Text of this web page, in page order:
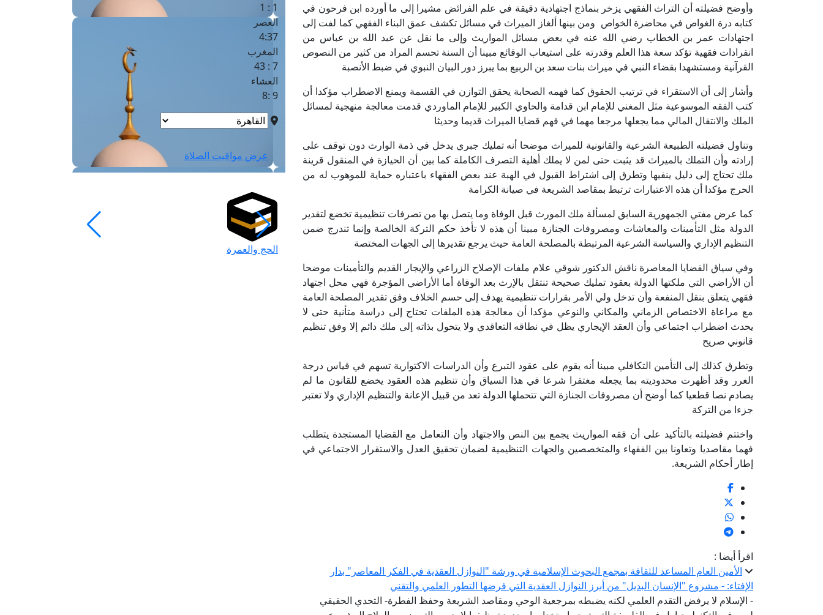
وأوضح فضيلته أن التراث الفقهي يزخر بنماذج اجتهادية دقيقة في علم الفرائض مشيرا إلى ما أورده ابن فرحون في
كتابه درة الغواص في محاضرة الخواص ومن بينها ألغاز الميراث في مسائل تكشف عمق البناء الفقهي كما لفت إلى
اجتهادات عمر بن الخطاب رضي الله عنه في بعض مسائل المواريث وإلى ما نقل عن عبد الله بن عباس من
انفرادات فقهية تؤكد سعة هذا العلم وقدرته على استيعاب الوقائع مبينا أن السنة تحسم المراد من كثير من النصوص
القرآنية ومستشهدا بقضاء النبي في ميراث بنات سعد بن الربيع بما يبرز دور البيان النبوي في ضبط الأنصبة
وأشار إلى أن الاستقراء في ترتيب الحقوق كما فهمه الصحابة يحقق التوازن في القسمة ويمنع الاضطراب مؤكدا أن
كتب الفقه الموسوعية مثل المغني للإمام ابن قدامة والحاوي الكبير للإمام الماوردي قدمت معالجة منهجية لمسائل
الملك والانتقال المالي مما يجعلها مرجعا مهما في فهم قضايا الميراث قديما وحديثا
وتناول فضيلته الطبيعة الشرعية والقانونية للميراث موضحا أنه تمليك جبري يدخل في ذمة الوارث دون توقف على
إرادته وأن التملك بالميراث قد يثبت حتى لمن لا يملك أهلية التصرف الكاملة كما بين أن الحيازة في المنقول قرينة
ملك تحتاج إلى دليل ينفيها وتطرق إلى اشتراط القبول في الهبة عند بعض الفقهاء باعتباره حماية للموهوب له من
الحرج مؤكدا أن هذه الاعتبارات ترتبط بمقاصد الشريعة في صيانة الكرامة
كما عرض مفتي الجمهورية السابق لمسألة ملك المورث قبل الوفاة وما يتصل بها من تصرفات تنظيمية تخضع لتقدير
الدولة مثل التأمينات والمعاشات ومصروفات الجنازة مبينا أن هذه لا تأخذ حكم التركة الخالصة وإنما تندرج ضمن
التنظيم الإداري والسياسة الشرعية المرتبطة بالمصلحة العامة حيث يرجع تقديرها إلى الجهات المختصة
وفي سياق القضايا المعاصرة ناقش الدكتور شوقي علام ملفات الإصلاح الزراعي والإيجار القديم والتأمينات موضحا
أن الأراضي التي ملكتها الدولة بعقود تمليك صحيحة تنتقل بالإرث بعد الوفاة أما الأراضي المؤجرة فهي محل اجتهاد
فقهي يتعلق بنقل المنفعة وأن تدخل ولي الأمر بقرارات تنظيمية يهدف إلى حسم الخلاف وفق تقدير المصلحة العامة
مع مراعاة الاختصاص الزماني والمكاني والنوعي مؤكدا أن معالجة هذه الملفات تحتاج إلى دراسة متأنية حتى لا
يحدث اضطراب اجتماعي وأن العقد الإيجاري يظل في نطاقه التعاقدي ولا يتحول بذاته إلى ملك دائم إلا وفق تنظيم
قانوني صريح
وتطرق كذلك إلى التأمين التكافلي مبينا أنه يقوم على عقود التبرع وأن الدراسات الاكتوارية تسهم في قياس درجة
الغرر وقد أظهرت محدوديته بما يجعله مغتفرا شرعا في هذا السياق وأن تنظيم هذه العقود يخضع للقانون ما لم
يصادم نصا قطعيا كما أوضح أن مصروفات الجنازة التي تتحملها الدولة تعد من قبيل الإعانة والتنظيم الإداري ولا تعتبر
جزءا من التركة
واختتم فضيلته بالتأكيد على أن فقه المواريث يجمع بين النص والاجتهاد وأن التعامل مع القضايا المستجدة يتطلب
فهما مقاصديا وتعاونا بين الفقهاء والمتخصصين والجهات التنظيمية لضمان تحقيق العدل والاستقرار الاجتماعي في
إطار أحكام الشريعة.
اقرأ أيضا :
الأمين العام المساعد للثقافة بمجمع البحوث الإسلامية في ورشة "النوازل العقدية في الفكر المعاصر" بدار
الإفتاء: - مشروع "الإنسان البديل" من أبرز النوازل العقدية التي فرضها التطور العلمي والتقني
- الإسلام لا يرفض التقدم العلمي لكنه يضبطه بمرجعية الوحي ومقاصد الشريعة وحفظ الفطرة- التحدي الحقيقي
1 : 1
العصر
4:37
المغرب
7 : 43
العشاء
9 :8
عرض مواقيت الصلاة
الحج والعمرة